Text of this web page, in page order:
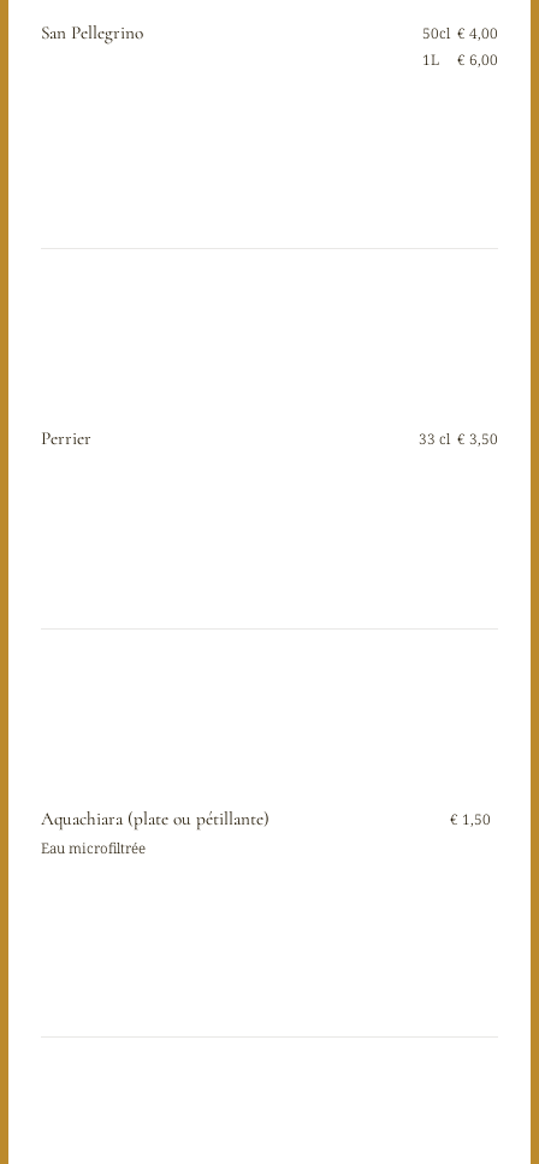
San Pellegrino 50cl € 4,00
1L
€ 6,00
Perrier 33 cl € 3,50
Aquachiara (plate ou pétillante)
Eau microfiltrée
€ 1,50